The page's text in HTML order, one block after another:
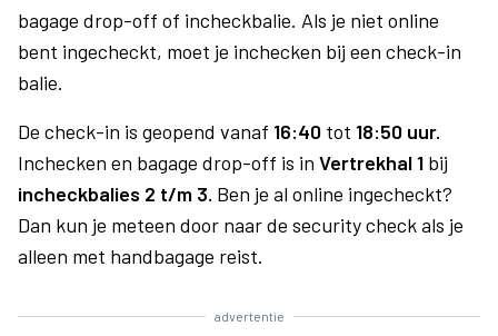
bagage drop-off of incheckbalie. Als je niet online
bent ingecheckt, moet je inchecken bij een check-in
balie.
De check-in is geopend vanaf 16:40 tot 18:50 uur.
Inchecken en bagage drop-off is in Vertrekhal 1 bij
incheckbalies 2 t/m 3. Ben je al online ingecheckt?
Dan kun je meteen door naar de security check als je
alleen met handbagage reist.
advertentie